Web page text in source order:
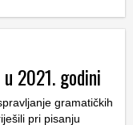
2021. godini
gramatičkih
pri pisanju